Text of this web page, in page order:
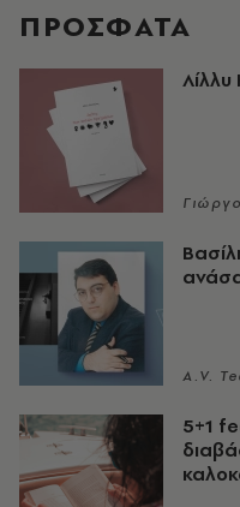
ΠΡΟΣΦΑΤΑ
A.V.
5+1